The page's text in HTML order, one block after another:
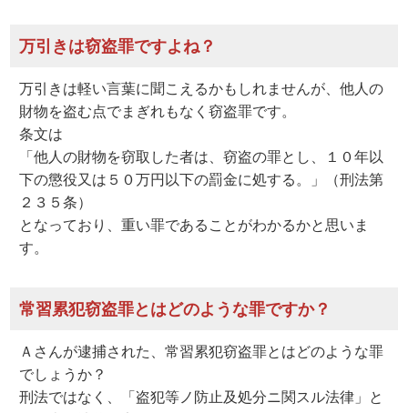
万引きは窃盗罪ですよね？
万引きは軽い言葉に聞こえるかもしれませんが、他人の
財物を盗む点でまぎれもなく窃盗罪です。
条文は
「他人の財物を窃取した者は、窃盗の罪とし、１０年以
下の懲役又は５０万円以下の罰金に処する。」（刑法第
２３５条）
となっており、重い罪であることがわかるかと思いま
す。
常習累犯窃盗罪とはどのような罪ですか？
Ａさんが逮捕された、常習累犯窃盗罪とはどのような罪
でしょうか？
刑法ではなく、「盗犯等ノ防止及処分ニ関スル法律」と